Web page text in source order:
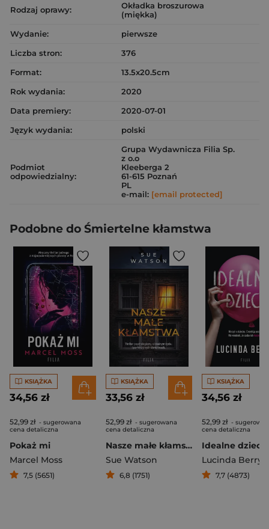
Rodzaj oprawy:
Okładka broszurowa
(miękka)
Wydanie:
pierwsze
Liczba stron:
376
Format:
13.5x20.5cm
Rok wydania:
2020
Data premiery:
2020-07-01
Język wydania:
polski
Podmiot
odpowiedzialny:
Grupa Wydawnicza Filia Sp.
z o.o
Kleeberga 2
61-615 Poznań
PL
e-mail: [email protected]
Podobne do Śmiertelne kłamstwa
KSIĄŻKA
34,56 zł
52,99 zł - sugerowana
cena detaliczna
Pokaż mi
Marcel Moss
7,5 (5651)
KSIĄŻKA
33,56 zł
52,99 zł - sugerowana
cena detaliczna
Nasze małe kłamstwa
Sue Watson
6,8 (1751)
KSIĄŻKA
34,56 zł
52,99 zł -
cena detaliczna
Idealne
Lucinda Berry
7,7 (4873)